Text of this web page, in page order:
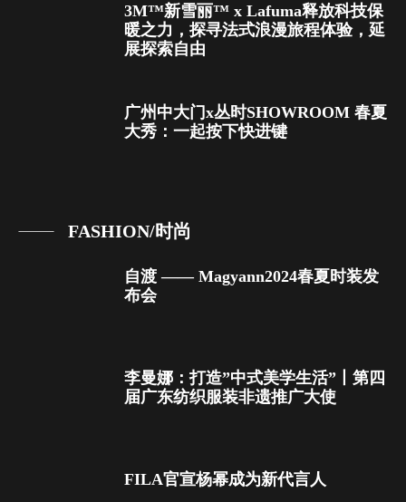
3M™新雪丽™ x Lafuma释放科技保
暖之力，探寻法式浪漫旅程体验，延
展探索自由
广州中大门x丛时SHOWROOM 春夏
大秀：一起按下快进键
FASHION/时尚
自渡 —— Magyann2024春夏时装发
布会
李曼娜：打造”中式美学生活”丨第四
届广东纺织服装非遗推广大使
FILA官宣杨幂成为新代言人